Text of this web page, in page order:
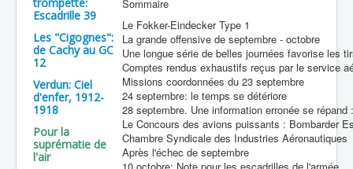
Escadrille 39
Les "Cigognes":
de Cachy au GC
12
Verdun: Ciel
d'enfer, 1912-
1918
Pour la
suprématie de
l'air
Sommaire
Le Fokker-Eindecker Type 1
La grande offensive de septembre - octobre
Une longue série de belles journées favorise les
Comptes rendus exhaustifs reçus par le service
Missions coordonnées du 23 septembre
24 septembre: le temps se détériore
28 septembre. Une information erronée se
Le Concours des avions puissants : Bombarder
Chambre Syndicale des Industries Aéronautiques
Après l'échec de septembre